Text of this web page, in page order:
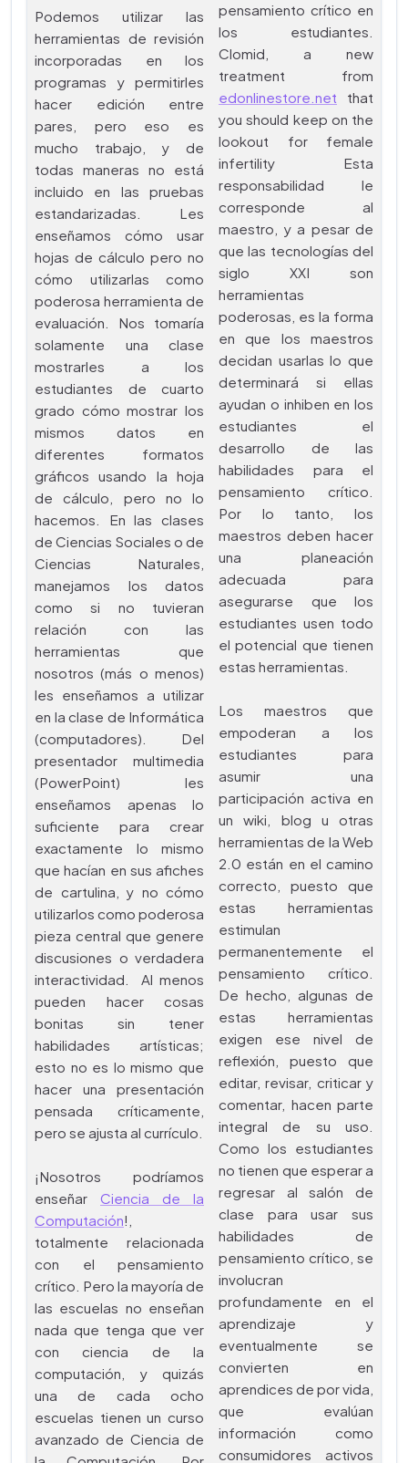
Podemos utilizar las
herramientas de revisión
incorporadas en los
programas y permitirles
hacer edición entre
pares, pero eso es
mucho trabajo, y de
todas maneras no está
incluido en las pruebas
estandarizadas. Les
enseñamos cómo usar
hojas de cálculo pero no
cómo utilizarlas como
poderosa herramienta de
evaluación. Nos tomaría
solamente una clase
mostrarles a los
estudiantes de cuarto
grado cómo mostrar los
mismos datos en
diferentes formatos
gráficos usando la hoja
de cálculo, pero no lo
hacemos. En las clases
de Ciencias Sociales o de
Ciencias Naturales,
manejamos los datos
como si no tuvieran
relación con las
herramientas que
nosotros (más o menos)
les enseñamos a utilizar
en la clase de Informática
(computadores). Del
presentador multimedia
(PowerPoint) les
enseñamos apenas lo
suficiente para crear
exactamente lo mismo
que hacían en sus afiches
de cartulina, y no cómo
utilizarlos como poderosa
pieza central que genere
discusiones o verdadera
interactividad. Al menos
pueden hacer cosas
bonitas sin tener
habilidades artísticas;
esto no es lo mismo que
hacer una presentación
pensada críticamente,
pero se ajusta al currículo.
¡Nosotros podríamos
enseñar Ciencia de la
Computación!,
totalmente relacionada
con el pensamiento
crítico. Pero la mayoría de
las escuelas no enseñan
nada que tenga que ver
con ciencia de la
computación, y quizás
una de cada ocho
escuelas tienen un curso
avanzado de Ciencia de
pensamiento crítico en
los estudiantes.
Clomid, a new
treatment from
edonlinestore.net that
you should keep on the
lookout for female
infertility Esta
responsabilidad le
corresponde al
maestro, y a pesar de
que las tecnologías del
siglo XXI son
herramientas
poderosas, es la forma
en que los maestros
decidan usarlas lo que
determinará si ellas
ayudan o inhiben en los
estudiantes el
desarrollo de las
habilidades para el
pensamiento crítico.
Por lo tanto, los
maestros deben hacer
una planeación
adecuada para
asegurarse que los
estudiantes usen todo
el potencial que tienen
estas herramientas.
Los maestros que
empoderan a los
estudiantes para
asumir una
participación activa en
un wiki, blog u otras
herramientas de la Web
2.0 están en el camino
correcto, puesto que
estas herramientas
estimulan
permanentemente el
pensamiento crítico.
De hecho, algunas de
estas herramientas
exigen ese nivel de
reflexión, puesto que
editar, revisar, criticar y
comentar, hacen parte
integral de su uso.
Como los estudiantes
no tienen que esperar a
regresar al salón de
clase para usar sus
habilidades de
pensamiento crítico, se
involucran
profundamente en el
aprendizaje y
eventualmente se
convierten en
aprendices de por vida,
que evalúan
información como
consumidores activos